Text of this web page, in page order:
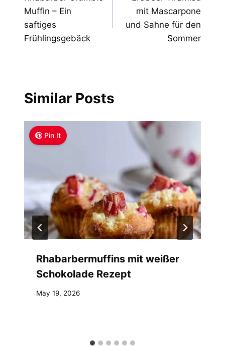
navigation
Muffin – Ein
saftiges
Frühlingsgebäck
mit Mascarpone
und Sahne für den
Sommer
Similar Posts
Pin It
Rhabarbermuffins mit weißer
Schokolade Rezept
May 19, 2026